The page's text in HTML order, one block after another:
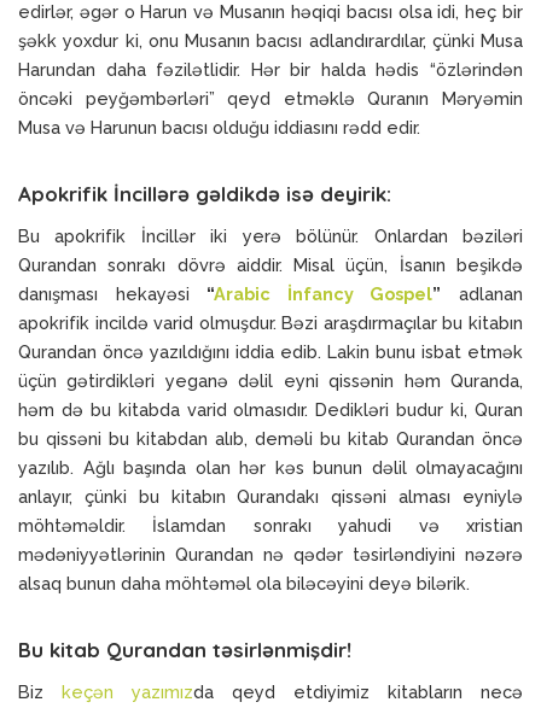
edirlər, əgər o Harun və Musanın həqiqi bacısı olsa idi, heç bir
şəkk yoxdur ki, onu Musanın bacısı adlandırardılar, çünki Musa
Harundan daha fəzilətlidir. Hər bir halda hədis “özlərindən
öncəki peyğəmbərləri” qeyd etməklə Quranın Məryəmin
Musa və Harunun bacısı olduğu iddiasını rədd edir.
Apokrifik İncillərə gəldikdə isə deyirik:
Bu apokrifik İncillər iki yerə bölünür. Onlardan bəziləri
Qurandan sonrakı dövrə aiddir. Misal üçün, İsanın beşikdə
danışması hekayəsi “Arabic İnfancy Gospel” adlanan
apokrifik incildə varid olmuşdur. Bəzi araşdırmaçılar bu kitabın
Qurandan öncə yazıldığını iddia edib. Lakin bunu isbat etmək
üçün gətirdikləri yeganə dəlil eyni qissənin həm Quranda,
həm də bu kitabda varid olmasıdır. Dedikləri budur ki, Quran
bu qissəni bu kitabdan alıb, deməli bu kitab Qurandan öncə
yazılıb. Ağlı başında olan hər kəs bunun dəlil olmayacağını
anlayır, çünki bu kitabın Qurandakı qissəni alması eyniylə
möhtəməldir. İslamdan sonrakı yahudi və xristian
mədəniyyətlərinin Qurandan nə qədər təsirləndiyini nəzərə
alsaq bunun daha möhtəməl ola biləcəyini deyə bilərik.
Bu kitab Qurandan təsirlənmişdir!
Biz keçən yazımızda qeyd etdiyimiz kitabların necə